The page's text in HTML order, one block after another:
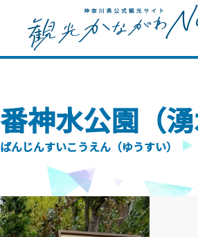
番神水公園（湧
ばんじんすいこうえん（ゆうすい）